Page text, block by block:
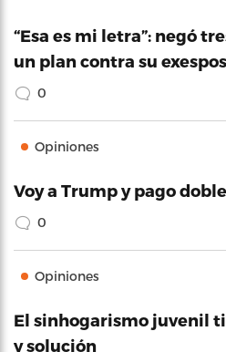
“Esa es mi letra”: negó
un plan contra su
0
Opiniones
Voy a Trump y pago doble
0
Opiniones
El sinhogarismo juvenil
y solución